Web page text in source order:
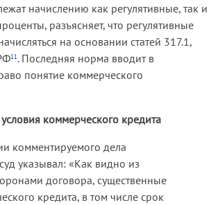
начислению как регулятивные, так и
разъясняет, что регулятивные
на основании статей 317.1,
11 . Последняя норма вводит в
понятие коммерческого
коммерческого кредита
комментируемого дела
указывал: «Как видно из
договора, существенные
кредита, в том числе срок